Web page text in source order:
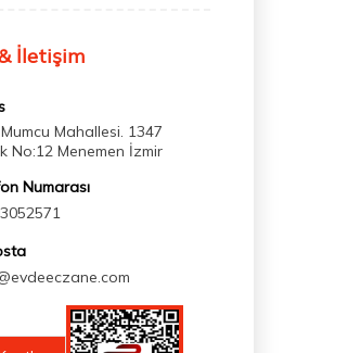
İletişim
Mahallesi. 1347
No:12 Menemen İzmir
Numarası